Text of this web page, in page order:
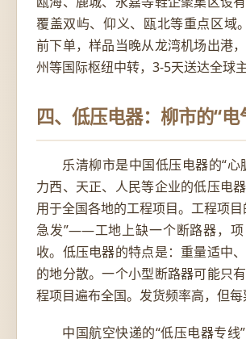
覆盖双屿、仰义、瓯北等重点区域
前下单，样品当晚从龙湾机场出港
州等国际枢纽中转，3-5天送达全球主
四、低压电器：柳市的“电
乐清柳市是中国低压电器的“心
力西、天正、人民等企业的低压电
用于全国各地的工程项目。工程项目
急发”——工地上缺一个断路器，
收。低压电器的特点是：重量适中
的地分散。一个小型断路器可能只
程项目遍布全国。发货频率高，但每
中国航空快递的“低压电器专线